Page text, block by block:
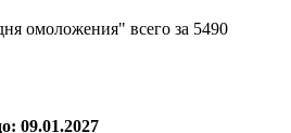
омоложения" всего за 5490
09.01.2027